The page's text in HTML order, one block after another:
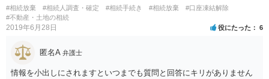
にあたっては、法テラスの無料相談等を利用して弁護士に相談するこ
とも十分考えられるかと存じます。また、ご記載いただいた事実関係
を拝見するかぎり、再婚相手のかたは既に相続放棄をされている可能
#相続放棄 #相続人調査・確定 #相続手続き #相続放棄
#口座凍結解除
#不動産・土地の相続
2019年6月28日 役にたった 6
匿名A 弁護士
情報を小出しにされますといつまでも質問と回答にキリがありません